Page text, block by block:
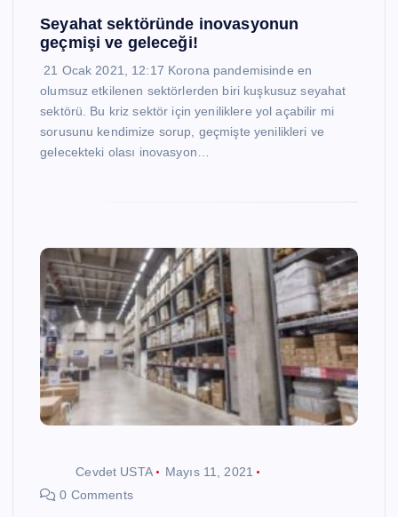
Seyahat sektöründe inovasyonun
geçmişi ve geleceği!
21 Ocak 2021, 12:17 Korona pandemisinde en
olumsuz etkilenen sektörlerden biri kuşkusuz seyahat
sektörü. Bu kriz sektör için yeniliklere yol açabilir mi
sorusunu kendimize sorup, geçmişte yenilikleri ve
gelecekteki olası inovasyon…
Cevdet USTA
Mayıs 11, 2021
0 Comments